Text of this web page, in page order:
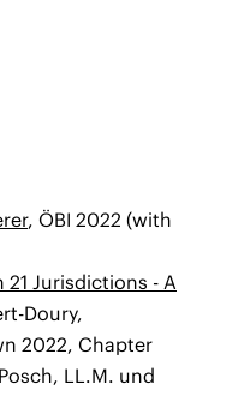
, ÖBI 2022 (with
Jurisdictions - A
Doury,
2022, Chapter
LL.M. und